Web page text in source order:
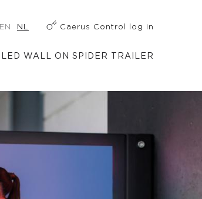
EN NL Caerus Control log in
LED WALL ON SPIDER TRAILER